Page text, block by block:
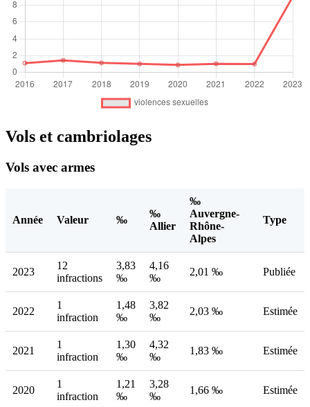
Vols et cambriolages
Vols avec armes
Année Valeur ‰
‰
Allier
‰
Auvergne-
Rhône-
Alpes
Type
2023
12
infractions
3,83
‰
4,16
‰
2,01 ‰ Publiée
2022
1
infraction
1,48
‰
3,82
‰
2,03 ‰ Estimée
2021
1
infraction
1,30
‰
4,32
‰
1,83 ‰ Estimée
2020
1
infraction
1,21
‰
3,28
‰
1,66 ‰ Estimée